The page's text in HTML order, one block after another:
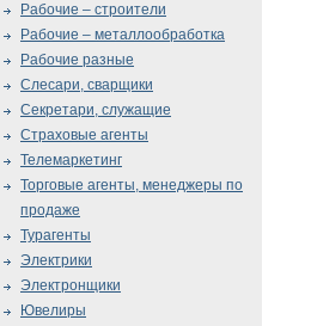
Рабочие – строители
Рабочие – металлообработка
Рабочие разные
Слесари, сварщики
Секретари, служащие
Страховые агенты
Телемаркетинг
Торговые агенты, менеджеры по
продаже
Турагенты
Электрики
Электронщики
Ювелиры